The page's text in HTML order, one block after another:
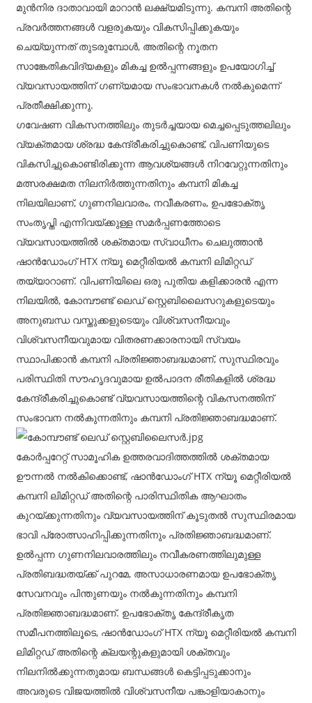
മുൻനിര ദാതാവായി മാറാൻ ലക്ഷ്യമിടുന്നു. കമ്പനി അതിന്റെ
പ്രവർത്തനങ്ങൾ വളരുകയും വികസിപ്പിക്കുകയും
ചെയ്യുന്നത് തുടരുമ്പോൾ, അതിന്റെ നൂതന
സാങ്കേതികവിദ്യകളും മികച്ച ഉൽപ്പന്നങ്ങളും ഉപയോഗിച്ച്
വ്യവസായത്തിന് ഗണ്യമായ സംഭാവനകൾ നൽകുമെന്ന്
പ്രതീക്ഷിക്കുന്നു.
ഗവേഷണ വികസനത്തിലും തുടർച്ചയായ മെച്ചപ്പെടുത്തലിലും
വ്യക്തമായ ശ്രദ്ധ കേന്ദ്രീകരിച്ചുകൊണ്ട്, വിപണിയുടെ
വികസിച്ചുകൊണ്ടിരിക്കുന്ന ആവശ്യങ്ങൾ നിറവേറ്റുന്നതിനും
മത്സരക്ഷമത നിലനിർത്തുന്നതിനും കമ്പനി മികച്ച
നിലയിലാണ്, ഗുണനിലവാരം, നവീകരണം, ഉപഭോക്തൃ
സംതൃപ്തി എന്നിവയ്ക്കുള്ള സമർപ്പണത്തോടെ
വ്യവസായത്തിൽ ശക്തമായ സ്വാധീനം ചെലുത്താൻ
ഷാൻഡോംഗ് HTX ന്യൂ മെറ്റീരിയൽ കമ്പനി ലിമിറ്റഡ്
തയ്യാറാണ്. വിപണിയിലെ ഒരു പുതിയ കളിക്കാരൻ എന്ന
നിലയിൽ, കോമ്പൗണ്ട് ലെഡ് സ്റ്റെബിലൈസറുകളുടെയും
അനുബന്ധ വസ്തുക്കളുടെയും വിശ്വസനീയവും
വിശ്വസനീയവുമായ വിതരണക്കാരനായി സ്വയം
സ്ഥാപിക്കാൻ കമ്പനി പ്രതിജ്ഞാബദ്ധമാണ്, സുസ്ഥിരവും
പരിസ്ഥിതി സൗഹൃദവുമായ ഉൽ‌പാദന രീതികളിൽ ശ്രദ്ധ
കേന്ദ്രീകരിച്ചുകൊണ്ട് വ്യവസായത്തിന്റെ വികസനത്തിന്
സംഭാവന നൽകുന്നതിനും കമ്പനി പ്രതിജ്ഞാബദ്ധമാണ്.
കോർപ്പറേറ്റ് സാമൂഹിക ഉത്തരവാദിത്തത്തിൽ ശക്തമായ
ഊന്നൽ നൽകിക്കൊണ്ട്, ഷാൻഡോംഗ് HTX ന്യൂ മെറ്റീരിയൽ
കമ്പനി ലിമിറ്റഡ് അതിന്റെ പാരിസ്ഥിതിക ആഘാതം
കുറയ്ക്കുന്നതിനും വ്യവസായത്തിന് കൂടുതൽ സുസ്ഥിരമായ
ഭാവി പ്രോത്സാഹിപ്പിക്കുന്നതിനും പ്രതിജ്ഞാബദ്ധമാണ്.
ഉൽപ്പന്ന ഗുണനിലവാരത്തിലും നവീകരണത്തിലുമുള്ള
പ്രതിബദ്ധതയ്‌ക്ക് പുറമേ, അസാധാരണമായ ഉപഭോക്തൃ
സേവനവും പിന്തുണയും നൽകുന്നതിനും കമ്പനി
പ്രതിജ്ഞാബദ്ധമാണ്. ഉപഭോക്തൃ കേന്ദ്രീകൃത
സമീപനത്തിലൂടെ, ഷാൻഡോംഗ് HTX ന്യൂ മെറ്റീരിയൽ കമ്പനി
ലിമിറ്റഡ് അതിന്റെ ക്ലയന്റുകളുമായി ശക്തവും
നിലനിൽക്കുന്നതുമായ ബന്ധങ്ങൾ കെട്ടിപ്പടുക്കാനും
അവരുടെ വിജയത്തിൽ വിശ്വസനീയ പങ്കാളിയാകാനും